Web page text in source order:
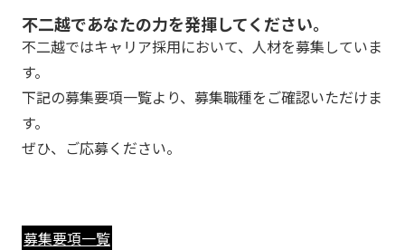
不二越であなたの力を発揮してください。
不二越ではキャリア採用において、人材を募集していま
す。
下記の募集要項一覧より、募集職種をご確認いただけま
す。
ぜひ、ご応募ください。
募集要項一覧